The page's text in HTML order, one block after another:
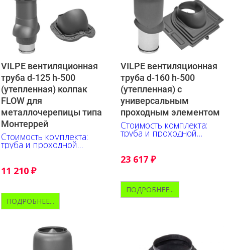
VILPE вентиляционная
труба d-125 h-500
(утепленная) колпак
FLOW для
металлочерепицы типа
Монтеррей
Стоимость комплекта:
труба и проходной
элемент
11 210 ₽
ПОДРОБНЕЕ...
VILPE вентиляционная
труба d-160 h-500
(утепленная) с
универсальным
проходным элементом
Стоимость комплекта:
труба и проходной
элемент
23 617 ₽
ПОДРОБНЕЕ...